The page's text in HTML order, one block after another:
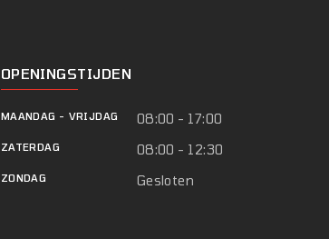
OPENINGSTIJDEN
MAANDAG - VRIJDAG 08:00 - 17:00
ZATERDAG 08:00 - 12:30
ZONDAG Gesloten